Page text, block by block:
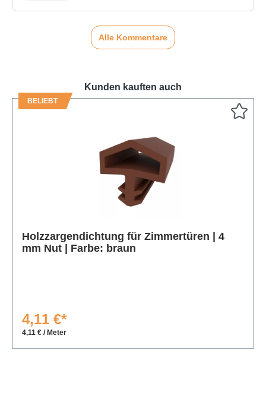
Alle Kommentare
Kunden kauften auch
BELIEBT
Holzzargendichtung für Zimmertüren | 4
mm Nut | Farbe: braun
4,11 €*
4,11 € / Meter